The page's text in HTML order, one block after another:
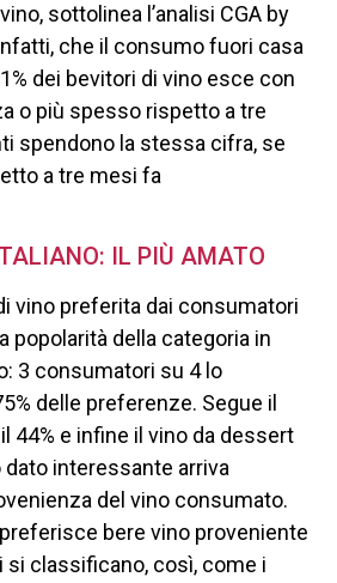
sottolinea l’analisi CGA by
che il consumo fuori casa
dei bevitori di vino esce con
o più spesso rispetto a tre
spendono la stessa cifra, se
a tre mesi fa
IL PIÙ AMATO
vino preferita dai consumatori
popolarità della categoria in
3 consumatori su 4 lo
delle preferenze. Segue il
44% e infine il vino da dessert
dato interessante arriva
del vino consumato.
preferisce bere vino proveniente
si classificano, così, come i